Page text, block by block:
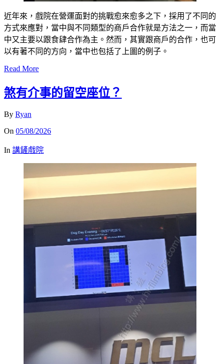
近年來，戲院在營運面對的挑戰愈來愈多之下，採用了不同的
方式來應對，當中與不同類型的商戶合作就是方法之一，而當
中又主要以跟食肆合作為主。然而，其實跟商戶的合作，也可
以有著不同的方向，當中也包括了上圖的例子。
Read More
煞有介事的留空座位？
By Ryan
On 05/08/2026
In 講鏟戲院